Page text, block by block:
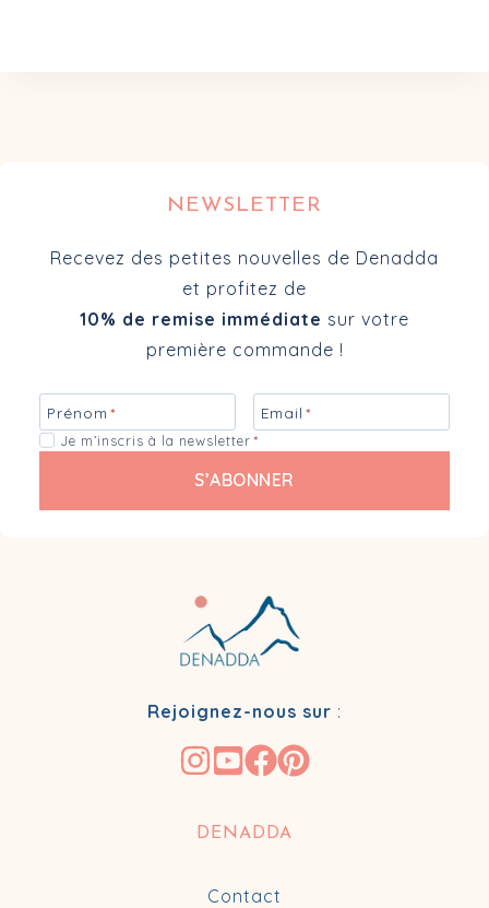
NEWSLETTER
Recevez des petites nouvelles de Denadda
et profitez de
10% de remise immédiate sur votre
première commande !
Prénom * Email *
Je m’inscris à la newsletter *
S’ABONNER
Rejoignez-nous sur :
DENADDA
Contact